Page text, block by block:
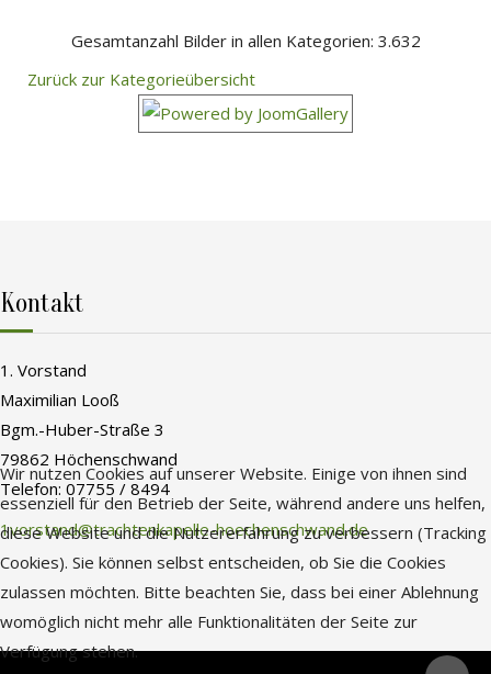
Gesamtanzahl Bilder in allen Kategorien: 3.632
Zurück zur Kategorieübersicht
Kontakt
1. Vorstand
Maximilian Looß
Bgm.-Huber-Straße 3
79862 Höchenschwand
Telefon: 07755 / 8494
1vorstand@trachtenkapelle-hoechenschwand.de
Wir nutzen Cookies auf unserer Website. Einige von ihnen sind
essenziell für den Betrieb der Seite, während andere uns helfen,
diese Website und die Nutzererfahrung zu verbessern (Tracking
Cookies). Sie können selbst entscheiden, ob Sie die Cookies
zulassen möchten. Bitte beachten Sie, dass bei einer Ablehnung
womöglich nicht mehr alle Funktionalitäten der Seite zur
Verfügung stehen.